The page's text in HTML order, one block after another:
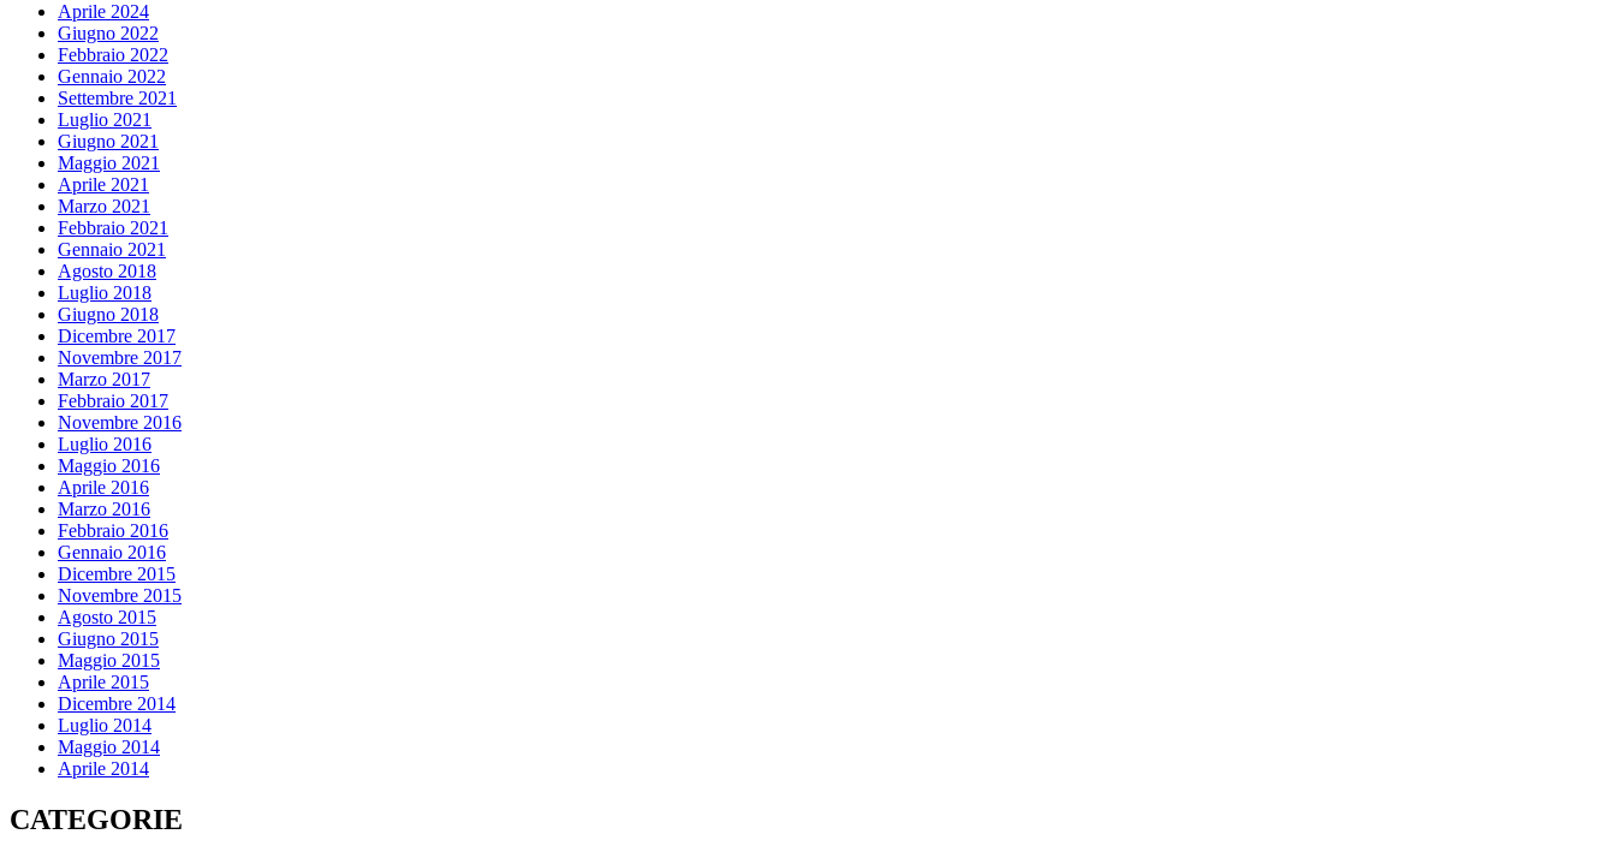
Aprile 2024
Giugno 2022
Febbraio 2022
Gennaio 2022
Settembre 2021
Luglio 2021
Giugno 2021
Maggio 2021
Aprile 2021
Marzo 2021
Febbraio 2021
Gennaio 2021
Agosto 2018
Luglio 2018
Giugno 2018
Dicembre 2017
Novembre 2017
Marzo 2017
Febbraio 2017
Novembre 2016
Luglio 2016
Maggio 2016
Aprile 2016
Marzo 2016
Febbraio 2016
Gennaio 2016
Dicembre 2015
Novembre 2015
Agosto 2015
Giugno 2015
Maggio 2015
Aprile 2015
Dicembre 2014
Luglio 2014
Maggio 2014
Aprile 2014
CATEGORIE